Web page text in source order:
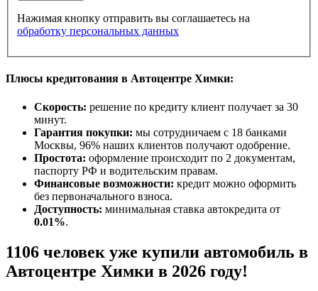
Нажимая кнопку отправить вы соглашаетесь на
обработку персональных данных
Плюсы кредитования в Автоцентре Химки:
Скорость: решение по кредиту клиент получает за 30
минут.
Гарантия покупки: мы сотрудничаем с 18 банками
Москвы, 96% наших клиентов получают одобрение.
Простота: оформление происходит по 2 документам,
паспорту РФ и водительским правам.
Финансовые возможности: кредит можно оформить
без первоначального взноса.
Доступность: минимальная ставка автокредита от
0.01%.
1106 человек уже купили автомобиль в
Автоцентре Химки в 2026 году!